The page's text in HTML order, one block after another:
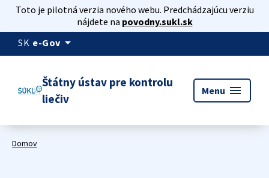
Toto je pilotná verzia nového webu. Predchádzajúcu verziu
nájdete na povodny.sukl.sk
SK e-Gov arrow_drop_down
Štátny ústav pre kontrolu
liečiv
Menu menu
Domov